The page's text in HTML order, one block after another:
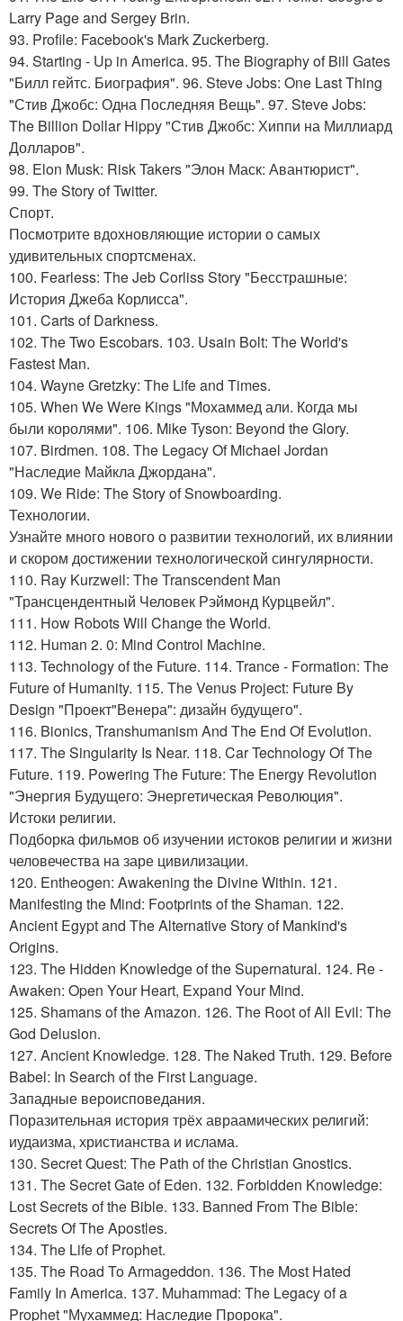
Larry Page and Sergey Brin.
93. Profile: Facebook's Mark Zuckerberg.
94. Starting - Up in America. 95. The Biography of Bill Gates
"Билл гейтс. Биография". 96. Steve Jobs: One Last Thing
"Стив Джобс: Одна Последняя Вещь". 97. Steve Jobs:
The Billion Dollar Hippy "Стив Джобс: Хиппи на Миллиард
Долларов".
98. Elon Musk: Risk Takers "Элон Маск: Авантюрист".
99. The Story of Twitter.
Спорт.
Посмотрите вдохновляющие истории о самых
удивительных спортсменах.
100. Fearless: The Jeb Corliss Story "Бесстрашные:
История Джеба Корлисса".
101. Carts of Darkness.
102. The Two Escobars. 103. Usain Bolt: The World's
Fastest Man.
104. Wayne Gretzky: The Life and Times.
105. When We Were Kings "Мохаммед али. Когда мы
были королями". 106. Mike Tyson: Beyond the Glory.
107. Birdmen. 108. The Legacy Of Michael Jordan
"Наследие Майкла Джордана".
109. We Ride: The Story of Snowboarding.
Технологии.
Узнайте много нового о развитии технологий, их влиянии
и скором достижении технологической сингулярности.
110. Ray Kurzweil: The Transcendent Man
"Трансцендентный Человек Рэймонд Курцвейл".
111. How Robots Will Change the World.
112. Human 2. 0: Mind Control Machine.
113. Technology of the Future. 114. Trance - Formation: The
Future of Humanity. 115. The Venus Project: Future By
Design "Проект"Венера": дизайн будущего".
116. Bionics, Transhumanism And The End Of Evolution.
117. The Singularity Is Near. 118. Car Technology Of The
Future. 119. Powering The Future: The Energy Revolution
"Энергия Будущего: Энергетическая Революция".
Истоки религии.
Подборка фильмов об изучении истоков религии и жизни
человечества на заре цивилизации.
120. Entheogen: Awakening the Divine Within. 121.
Manifesting the Mind: Footprints of the Shaman. 122.
Ancient Egypt and The Alternative Story of Mankind's
Origins.
123. The Hidden Knowledge of the Supernatural. 124. Re -
Awaken: Open Your Heart, Expand Your Mind.
125. Shamans of the Amazon. 126. The Root of All Evil: The
God Delusion.
127. Ancient Knowledge. 128. The Naked Truth. 129. Before
Babel: In Search of the First Language.
Западные вероисповедания.
Поразительная история трёх авраамических религий:
иудаизма, христианства и ислама.
130. Secret Quest: The Path of the Christian Gnostics.
131. The Secret Gate of Eden. 132. Forbidden Knowledge:
Lost Secrets of the Bible. 133. Banned From The Bible:
Secrets Of The Apostles.
134. The Life of Prophet.
135. The Road To Armageddon. 136. The Most Hated
Family In America. 137. Muhammad: The Legacy of a
Prophet "Мухаммед: Наследие Пророка".